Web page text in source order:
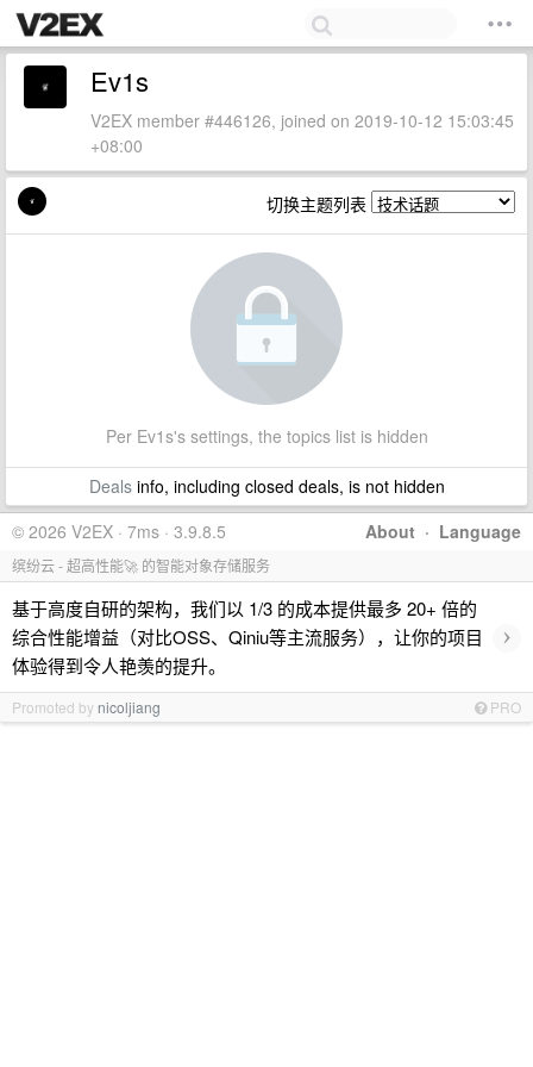
Ev1s
V2EX member #446126, joined on 2019-10-12 15:03:45
+08:00
切换主题列表
Per Ev1s's settings, the topics list is hidden
Dealsinfo, including closed deals, is not hidden
About · Language
© 2026 V2EX · 7ms · 3.9.8.5
缤纷云 - 超高性能🚀 的智能对象存储服务
基于高度自研的架构，我们以 1/3 的成本提供最多 20+ 倍的
综合性能增益（对比OSS、Qiniu等主流服务），让你的项目
体验得到令人艳羡的提升。
›
Promoted by nicoljiang PRO